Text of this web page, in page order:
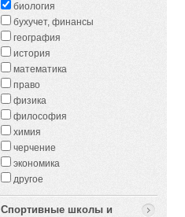
биология
бухучет, финансы
география
история
математика
право
физика
философия
химия
черчение
экономика
другое
Спортивные школы и